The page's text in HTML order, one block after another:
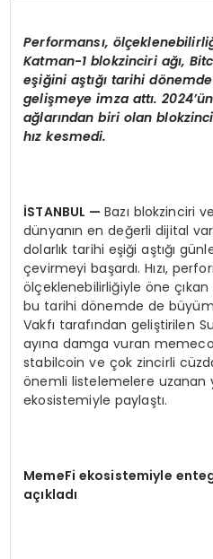
Performansı, ö
Katman-1 blokzinciri ağı,
eşiğini aştığı tarihi dö
gelişmeye imza attı. 2024’ü
ağlarından biri olan
hız kesmedi.
İSTANBUL —Bazı blokzinciri
dünyanın en değerli dijital
dolarlık tarihi eşiği aştığı
çevirmeyi başardı. Hızı,
ölçeklenebilirliğiyle öne
bu tarihi dönemde de
Vakfı tarafından geliştirilen
ayına damga vuran
stabilcoin ve çok zincirli
önemli listelemelere uzanan
ekosistemiyle paylaştı.
MemeFi ekosistemiyle
açıkladı